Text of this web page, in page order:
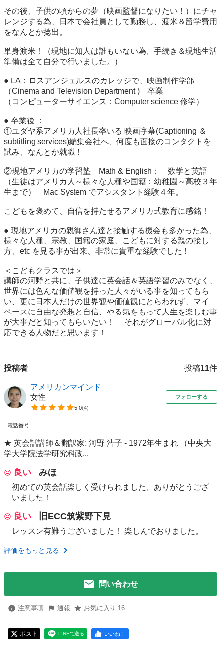
その後、子供の頃からの夢（映画監督になりたい！）にチャ
レンジする為、日本で会社員として勤務し、渡米＆留学費用
をなんとか捻出。
単身渡米！（現地に知人は誰もいない為、手続き＆現地生活
準備は全て自分で行いました。）
● LA：ロスアンジェルスのカレッジで、映画制作学部
（Cinema and Television Department )　卒業
（コンピューターサイエンス：Computer science 修学）
● 卒業後 ：
①ユダヤ系アメリカ人社長率いる 映画字幕(Captioning ＆
subtitling services)編集会社へ、何度も面接のコンタクトを
試み、なんとか就職！
②現地アメリカの学習塾　Math & English：　数学と英語
（生徒はアメリカ人～様々な人種や国籍：幼稚園～高校３年
生まで）　Mac System でアシスタント経験４年。
こどもを褒めて、自信を持たせるアメリカ式教育に感銘！
● 現地アメリカの親御さん達と接触する機会も多かった為、
様々な人種、宗教、国籍の家庭、こどもに対する親の接し
方、etc を見る事が出来、非常に貴重な経験でした！
＜こどもクラスでは＞
講師の河野と共に、子供達に英会話＆英語学習のみでなく、
世界には色んな価値観を持った人々がいる事を知ってもら
い、更に日本人だけの世界観や価値観にとらわれず、マイ
ペースに自由な発想と自信、やる気をもって人生を楽しむ事
が大事だと知ってもらいたい！ 　それがグローバル化に対
応できる人物だと思います！
投稿者 投稿11件
アメリカンマインド
女性
5.0(4)
フォローする
電話番号
★ 英会話講師＆翻訳家: 河野 浩子 - 1972年生まれ （中央大
学大学院法学研究科政...
良い みほ
初めての英会話楽しく受けられました、ありがとうござ
いました！
良い 旧ECC筑紫野下見
レッスン有難うございました！ 楽しんでおりました。
評価をもっと見る
問い合わせ
注意事項 通報 お気に入り 16
ポスト LINEで送る いいね！